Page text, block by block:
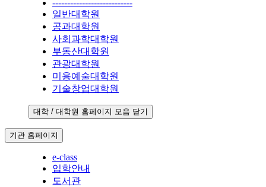
---------------------------
일반대학원
공과대학원
사회과학대학원
부동산대학원
관광대학원
미용예술대학원
기술창업대학원
대학 / 대학원 홈페이지 모음 닫기
기관 홈페이지
e-class
입학안내
도서관